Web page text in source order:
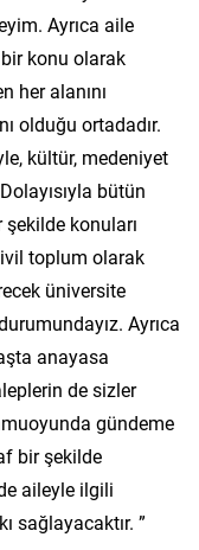
Ayrıca aile
konu olarak
her alanını
olduğu ortadadır.
kültür, medeniyet
bütün
konuları
toplum olarak
üniversite
Ayrıca
anayasa
de sizler
gündeme
bir şekilde
aileyle ilgili
sağlayacaktır. ”